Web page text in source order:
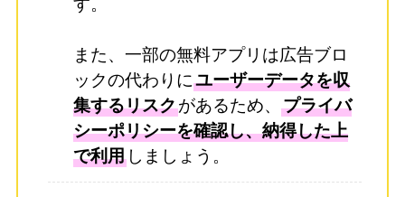
す。
また、一部の無料アプリは広告ブロ
ックの代わりにユーザーデータを収
集するリスクがあるため、プライバ
シーポリシーを確認し、納得した上
で利用 しましょう。